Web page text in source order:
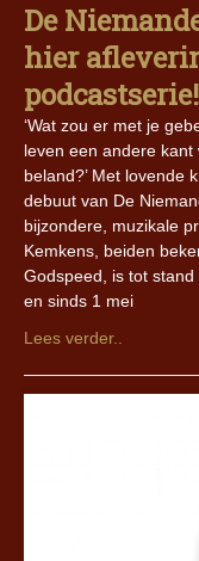
De
hier
podcastserie!
‘Wat zou er met je
leven een andere
beland?’ Met lovende
debuut van De
bijzondere, muzikale
Kemkens, beiden
Godspeed, is tot
en sinds 1 mei
Lees verder..